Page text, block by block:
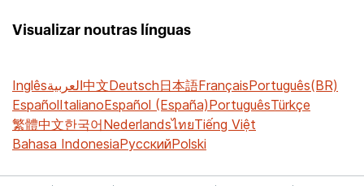
Visualizar noutras línguas
Inglêsالعربية中文Deutsch日本語FrançaisPortuguês(BR)
EspañolItalianoEspañol (España)PortuguêsTürkçe
繁體中文한국어NederlandsไทยTiếng Việt
Bahasa IndonesiaРусскийPolski